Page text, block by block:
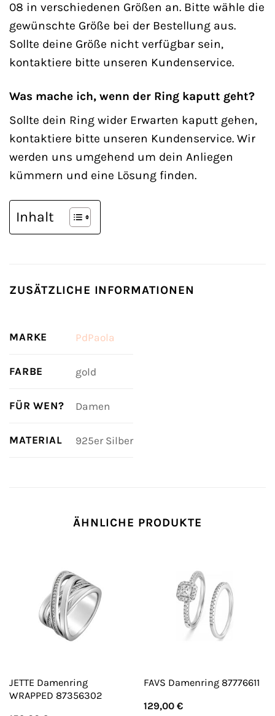
08 in verschiedenen Größen an. Bitte wähle die
gewünschte Größe bei der Bestellung aus.
Sollte deine Größe nicht verfügbar sein,
kontaktiere bitte unseren Kundenservice.
Was mache ich, wenn der Ring kaputt geht?
Sollte dein Ring wider Erwarten kaputt gehen,
kontaktiere bitte unseren Kundenservice. Wir
werden uns umgehend um dein Anliegen
kümmern und eine Lösung finden.
Inhalt
ZUSÄTZLICHE INFORMATIONEN
MARKE PdPaola
FARBE gold
FÜR WEN? Damen
MATERIAL 925er Silber
ÄHNLICHE PRODUKTE
JETTE Damenring
WRAPPED 87356302
FAVS Damenring 87776611
129,00 €